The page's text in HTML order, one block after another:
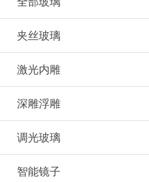
夹丝玻璃
激光内雕
深雕浮雕
调光玻璃
智能镜子